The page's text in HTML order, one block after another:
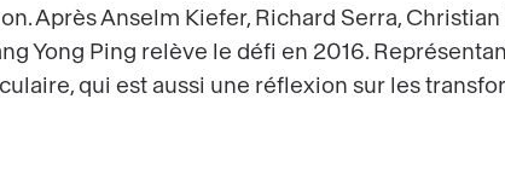
Après Anselm Kiefer, Richard Serra,
Yong Ping relève le défi en 2016.
qui est aussi une réflexion sur les